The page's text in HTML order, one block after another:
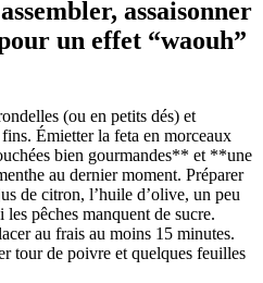
assaisonner
un effet “waouh”
(ou en petits dés) et
Émietter la feta en morceaux
bien gourmandes** et **une
au dernier moment. Préparer
de citron, l’huile d’olive, un peu
pêches manquent de sucre.
au frais au moins 15 minutes.
tour de poivre et quelques feuilles